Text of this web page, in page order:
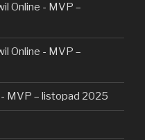
Online - MVP –
Online - MVP –
- MVP – listopad 2025